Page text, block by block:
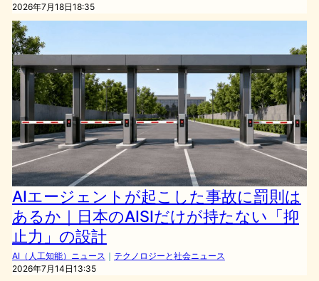
2026年7月18日18:35
AIエージェントが起こした事故に罰則は
あるか｜日本のAISIだけが持たない「抑
止力」の設計
AI（人工知能）ニュース ｜ テクノロジーと社会ニュース
2026年7月14日13:35